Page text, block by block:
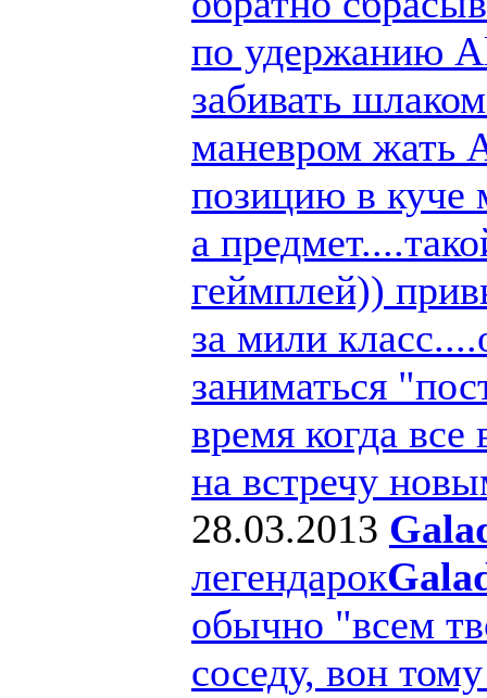
по удержанию
забивать
маневром жать
позицию в куче
а
геймплей))
за мили
заниматься
время когда
на встречу
28.03.2013
легендарок
обычно "всем
соседу, вон